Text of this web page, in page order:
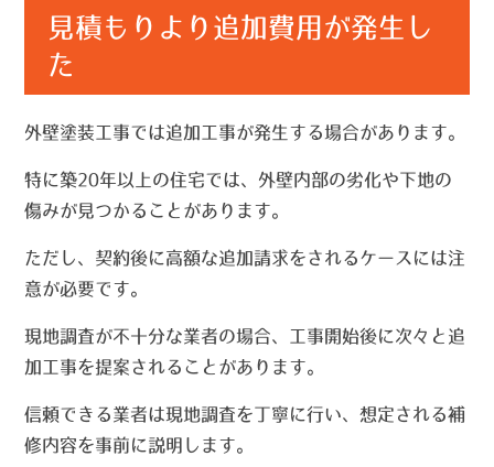
見積もりより追加費用が発生し
た
外壁塗装工事では追加工事が発生する場合があります。
特に築20年以上の住宅では、外壁内部の劣化や下地の
傷みが見つかることがあります。
ただし、契約後に高額な追加請求をされるケースには注
意が必要です。
現地調査が不十分な業者の場合、工事開始後に次々と追
加工事を提案されることがあります。
信頼できる業者は現地調査を丁寧に行い、想定される補
修内容を事前に説明します。